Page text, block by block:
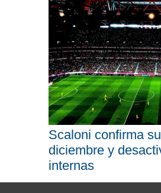
Scaloni confirma
diciembre y
internas